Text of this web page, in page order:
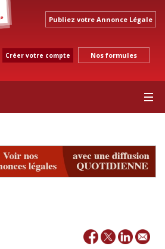
Publiez votre Annonce Légale
Créer votre compte Nos formules